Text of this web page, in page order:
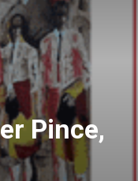
Pince,